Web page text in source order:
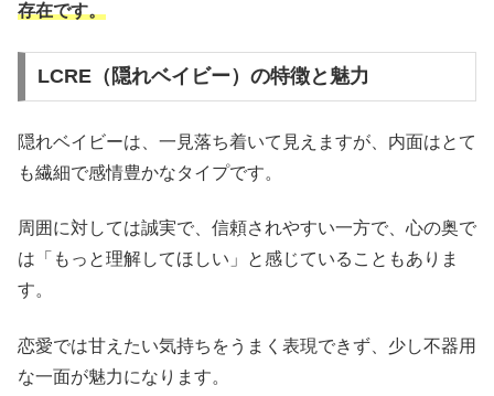
存在です。
LCRE（隠れベイビー）の特徴と魅力
隠れベイビーは、一見落ち着いて見えますが、内面はとて
も繊細で感情豊かなタイプです。
周囲に対しては誠実で、信頼されやすい一方で、心の奥で
は「もっと理解してほしい」と感じていることもありま
す。
恋愛では甘えたい気持ちをうまく表現できず、少し不器用
な一面が魅力になります。